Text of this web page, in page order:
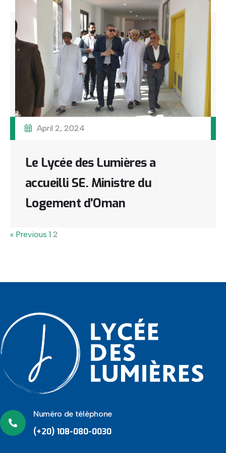
April 2, 2024
Le Lycée des Lumières a
accueilli SE. Ministre du
Logement d’Oman
« Previous 1 2
Numéro de téléphone
(+20) 108-080-0030